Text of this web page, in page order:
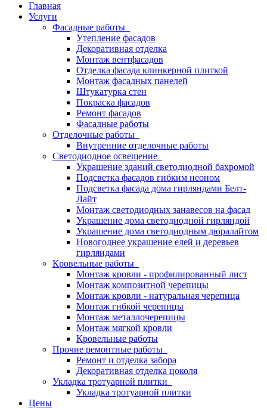
Главная
Услуги
Фасадные работы
Утепление фасадов
Декоративная отделка
Монтаж вентфасадов
Отделка фасада клинкерной плиткой
Монтаж фасадных панелей
Штукатурка стен
Покраска фасадов
Ремонт фасадов
Фасадные работы
Отделочные работы
Внутренние отделочные работы
Светодиодное освещение
Украшение зданий светодиодной бахромой
Подсветка фасадов гибким неоном
Подсветка фасада дома гирляндами Белт-
Лайт
Монтаж светодиодных занавесов на фасад
Украшение дома светодиодной гирляндой
Украшение дома светодиодным дюралайтом
Новогоднее украшение елей и деревьев
гирляндами
Кровельные работы
Монтаж кровли - профилированный лист
Монтаж композитной черепицы
Монтаж кровли - натуральная черепица
Монтаж гибкой черепицы
Монтаж металлочерепицы
Монтаж мягкой кровли
Кровельные работы
Прочие ремонтные работы
Ремонт и отделка забора
Декоративная отделка цоколя
Укладка тротуарной плитки
Укладка тротуарной плитки
Цены